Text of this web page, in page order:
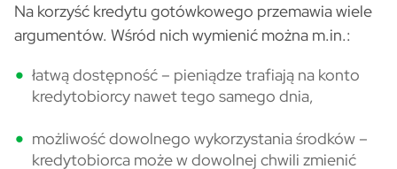
Na korzyść kredytu gotówkowego przemawia wiele
argumentów. Wśród nich wymienić można m.in.:
łatwą dostępność – pieniądze trafiają na konto
kredytobiorcy nawet tego samego dnia,
możliwość dowolnego wykorzystania środków –
kredytobiorca może w dowolnej chwili zmienić